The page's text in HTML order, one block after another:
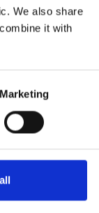
We also share
it with
Marketing
jatkuu meillä
osalta
ja
Iso
näiden